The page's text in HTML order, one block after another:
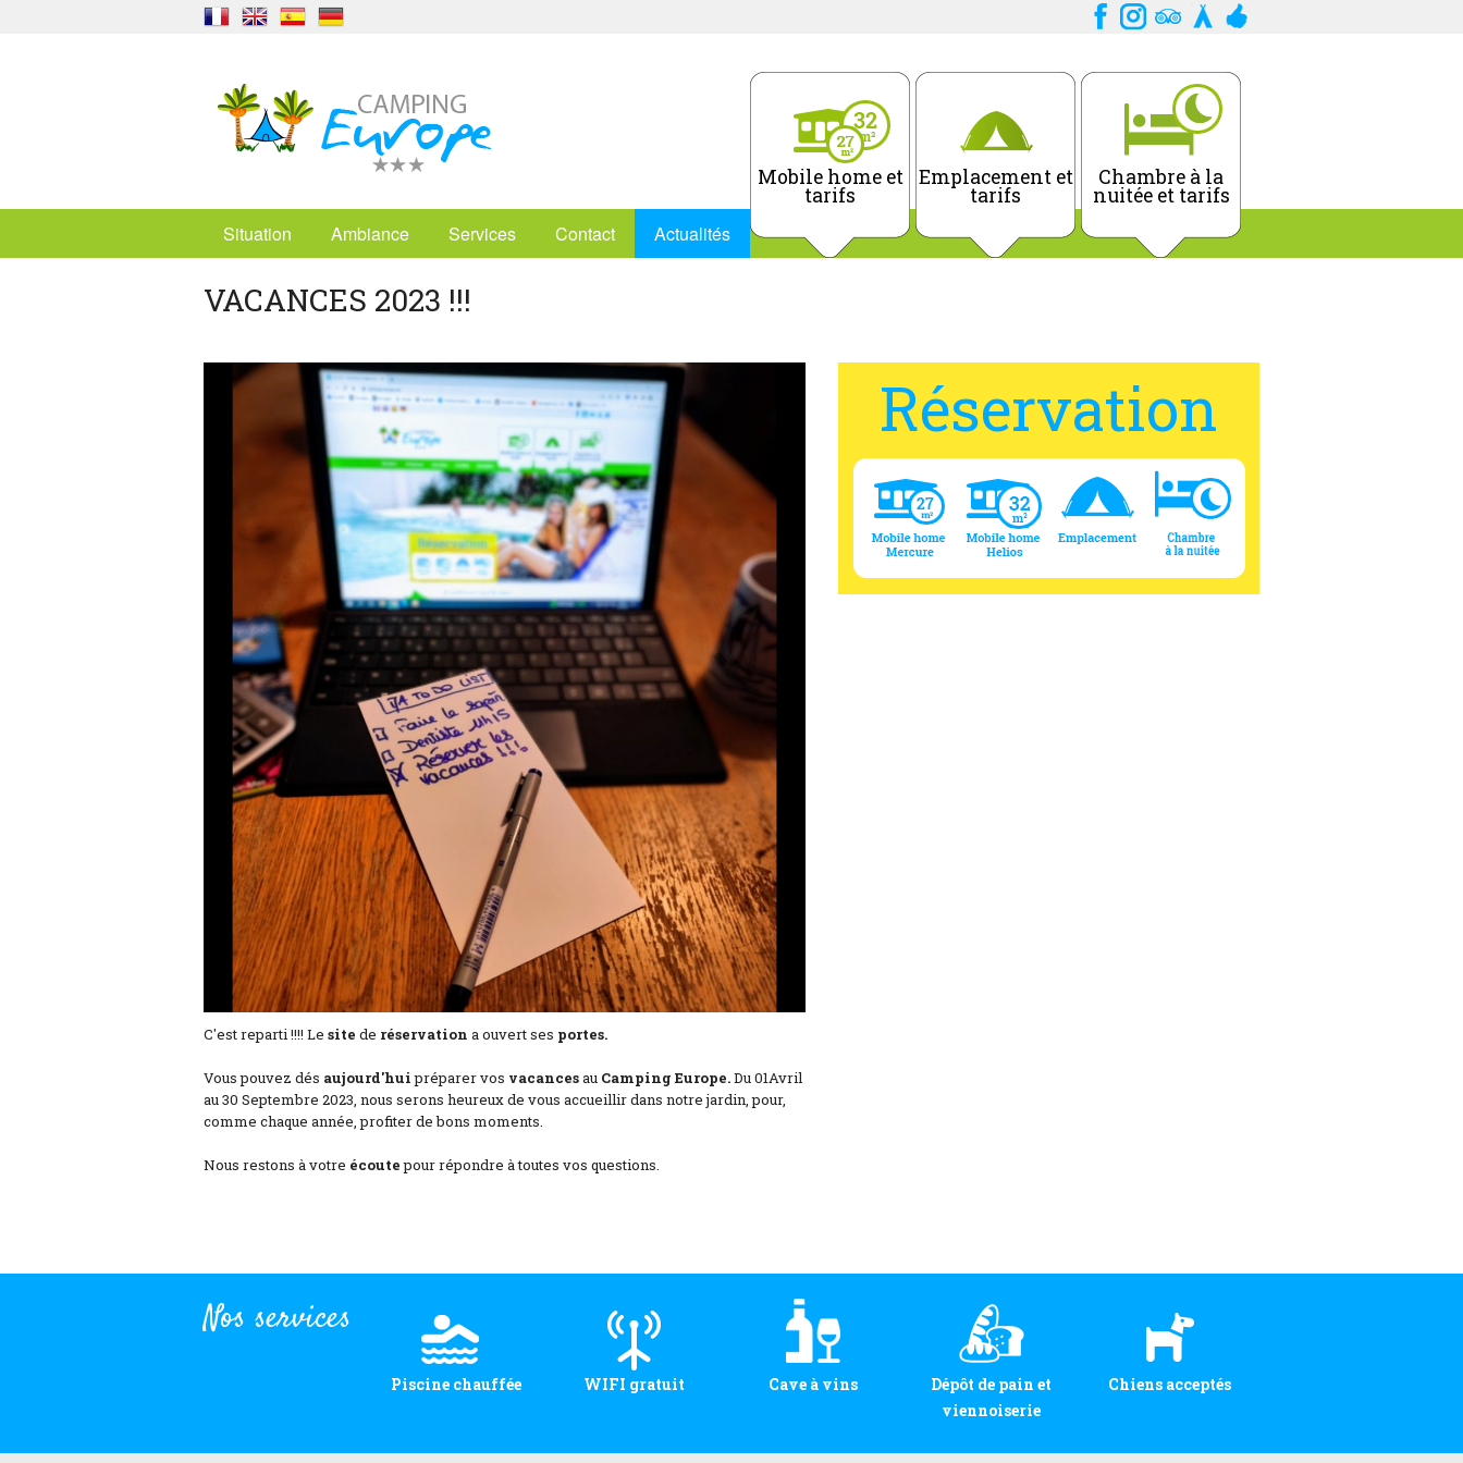
Situation Ambiance Services Contact Actualités
Mobile home et
tarifs
Emplacement et
tarifs
Chambre à la
nuitée et tarifs
VACANCES 2023 !!!
C'est reparti !!!! Le site de réservation a ouvert ses portes.
Vous pouvez dés aujourd'huipréparer vos vacancesau Camping Europe.Du 01Avril
au 30 Septembre 2023, nous serons heureux de vous accueillir dans notre jardin, pour,
comme chaque année, profiter de bons moments.
Nous restons à votre écoutepour répondre à toutes vos questions.
Réservation
Nos services
Piscine chauffée WIFI gratuit Cave à vins
Dépôt de pain et
viennoiserie
Chiens acceptés